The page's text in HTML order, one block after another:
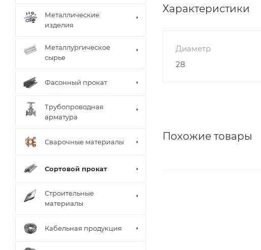
Характеристики
Диаметр
28
Похожие товары
Металлические
изделия
Металлургическое
сырье
Фасонный прокат
Трубопроводная
арматура
Сварочные материалы
Сортовой прокат
Строительные
материалы
Кабельная продукция